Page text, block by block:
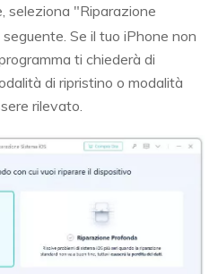
seleziona "Riparazione
Se il tuo iPhone non
ti chiederà di
di ripristino o modalità
rilevato.